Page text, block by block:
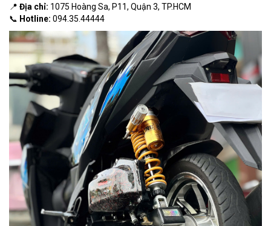
📍 Địa chỉ: 1075 Hoàng Sa, P11, Quận 3, TP.HCM
📞 Hotline: 094.35.44444